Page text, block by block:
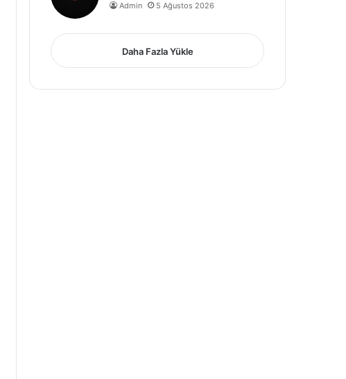
Admin 5 Ağustos 2026
Daha Fazla Yükle